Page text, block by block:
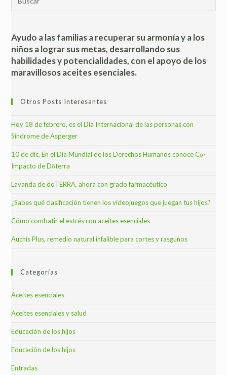
Ayudo a las familias a recuperar su armonía y a los
niños a lograr sus metas, desarrollando sus
habilidades y potencialidades, con el apoyo de los
maravillosos aceites esenciales.
Otros Posts Interesantes
Hoy 18 de febrero, es el Día Internacional de las personas con
Síndrome de Asperger
10 de dic. En el Día Mundial de los Derechos Humanos conoce Cō-
Impacto de Dōterra
Lavanda de doTERRA, ahora con grado farmacéutico
¿Sabes qué clasificación tienen los videojuegos que juegan tus hijos?
Cómo combatir el estrés con aceites esenciales
Auchis Plus, remedio natural infalible para cortes y rasguños
Categorías
Aceites esenciales
Aceites esenciales y salud
Educación de los hijos
Educación de los hijos
Entradas